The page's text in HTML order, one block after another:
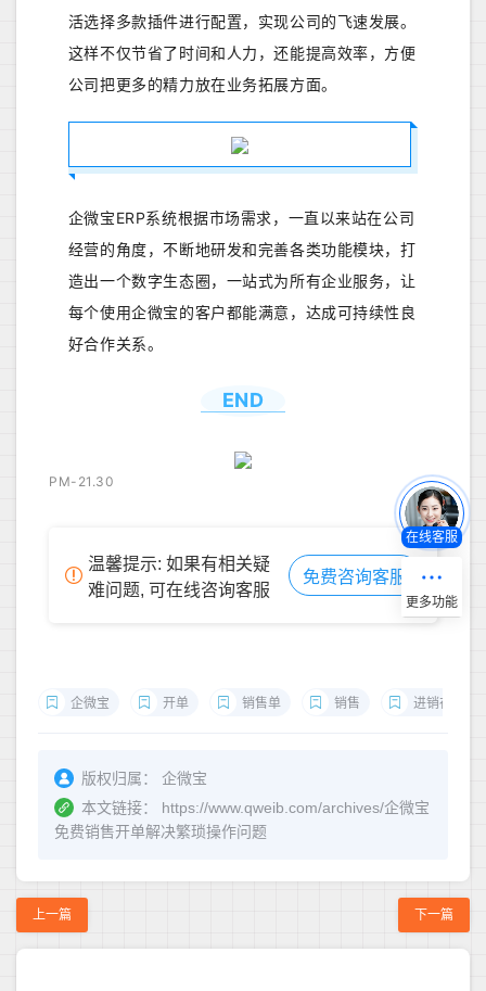
活选择多款插件进行配置，实现公司的飞速发展。
这样不仅节省了时间和人力，还能提高效率，方便
公司把更多的精力放在业务拓展方面。
企微宝ERP系统根据市场需求，一直以来站在公司
经营的角度，不断地研发和完善各类功能模块，打
造出一个数字生态圈，一站式为所有企业服务，让
每个使用企微宝的客户都能满意，达成可持续性良
好合作关系。
END
PM-21.30
温馨提示: 如果有相关疑
难问题, 可在线咨询客服
免费咨询客服
企微宝 开单 销售单 销售 进销存
版权归属：
企微宝
本文链接：
https://www.qweib.com/archives/企微宝
免费销售开单解决繁琐操作问题
上一篇 下一篇
在线客服